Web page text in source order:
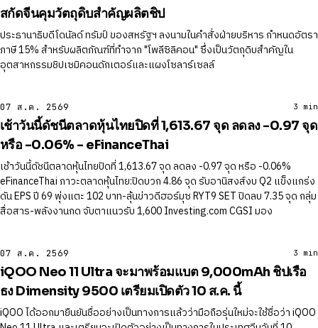
สกัดจีนคุมวัตถุดิบสำคัญผลิตชิป
ประธานาธิบดีโดนัลด์ ทรัมป์ ของสหรัฐฯ ลงนามในคำสั่งฝ่ายบริหาร กำหนดอัตรา
ภาษี 15% สำหรับผลิตภัณฑ์ที่ทำจาก "โพลีซิลิคอน" ซึ่งเป็นวัตถุดิบสำคัญใน
อุตสาหกรรมชิปเซมิคอนดักเตอร์และแผงโซลาร์เซลล์
07 ส.ค. 2569
เช้าวันนี้ดัชนีตลาดหุ้นไทยปิดที่ 1,613.67 จุด ลดลง -0.97 จุด
หรือ -0.06% - eFinanceThai
เช้าวันนี้ดัชนีตลาดหุ้นไทยปิดที่ 1,613.67 จุด ลดลง -0.97 จุด หรือ -0.06%
eFinanceThai ภาวะตลาดหุ้นไทย:ปิดบวก 4.86 จุด รับอานิสงส์งบ Q2 แข็งแกร่ง
ดัน EPS ปี 69 พุ่งแตะ 102 บาท-ลุ้นข่าวดีฮอร์มุซ RYT9 SET ปิดลบ 7.35 จุด กลุ่ม
สื่อสาร-พลังงานกด จับตาแนวรับ 1,600 Investing.com CGSI มอง
3 min
07 ส.ค. 2569
iQOO Neo 11 Ultra จะมาพร้อมแบต 9,000mAh ชิปเรือ
ธง Dimensity 9500 เตรียมเปิดตัว 10 ส.ค. นี้
iQOO ได้ออกมายืนยันชื่ออย่างเป็นทางการแล้วว่ามือถือรุ่นใหม่จะใช้ชื่อว่า iQOO
3 min